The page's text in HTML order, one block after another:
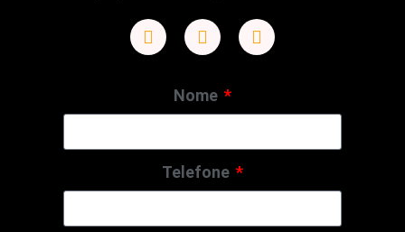
Nome
Telefone